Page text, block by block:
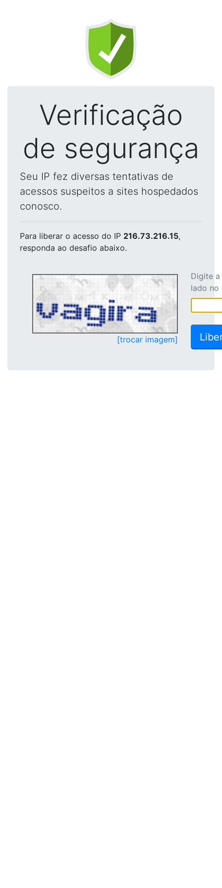
Verificação
de segurança
Seu IP fez diversas tentativas de
acessos suspeitos a sites hospedados
conosco.
Para liberar o acesso do IP 216.73.216.15,
responda ao desafio abaixo.
[trocar imagem]
Digite
lado no